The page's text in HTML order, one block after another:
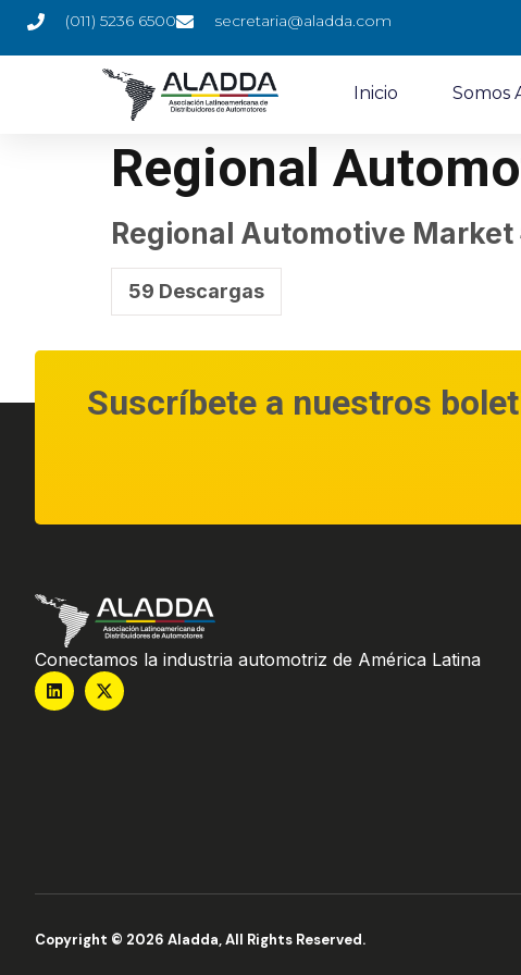
(011) 5236 6500 secretaria@aladda.com
Inicio Somos
Regional
Regional Automotive Market
59 Descargas
Suscríbete a nuestros
Conectamos la industria automotriz de América Latina
Copyright © 2026 Aladda, All Rights Reserved.